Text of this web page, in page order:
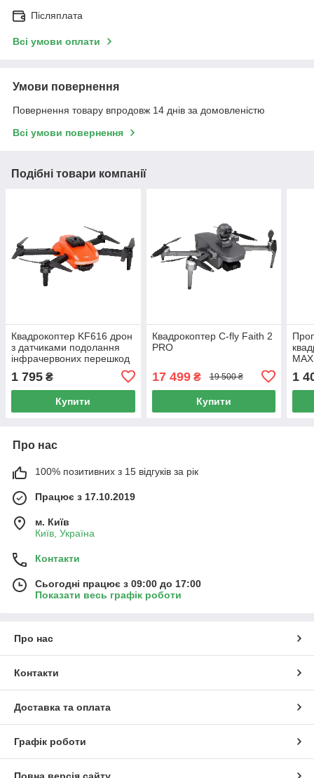
Післяплата
Всі умови оплати
Умови повернення
Повернення товару впродовж 14 днів за домовленістю
Всі умови повернення
Подібні товари компанії
Квадрокоптер KF616 дрон
з датчиками подолання
інфрачервоних перешкод
1 795 ₴
Купити
Квадрокоптер C-fly Faith 2
PRO
17 499₴ 19 500 ₴
Купити
1
Про нас
100% позитивних з 15 відгуків за рік
Працює з 17.10.2019
м. Київ
Київ, Україна
Контакти
Сьогодні працює з 09:00 до 17:00
Показати весь графік роботи
Про нас
Контакти
Доставка та оплата
Графік роботи